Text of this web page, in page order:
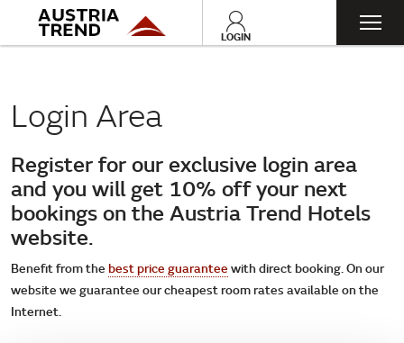
LOGIN
Login Area
Register for our exclusive login area
and you will get 10% off your next
bookings on the Austria Trend Hotels
website.
Benefit from the best price guarantee with direct booking. On our
website we guarantee our cheapest room rates available on the
Internet.